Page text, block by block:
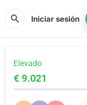
search Iniciar sesión
Elevado
€ 9.021